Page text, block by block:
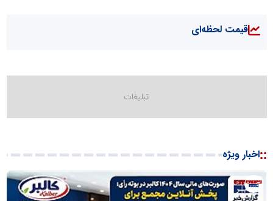
قیمت لحظه‌ای
::اخبار ویژه